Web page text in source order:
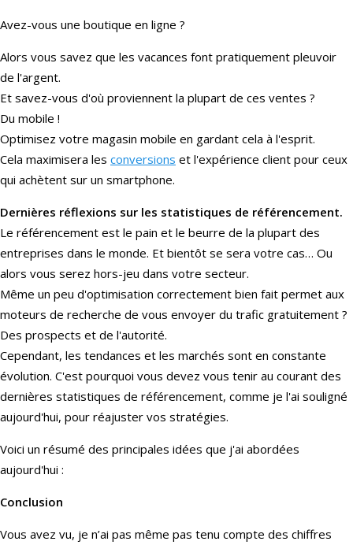
Avez-vous une boutique en ligne ?
Alors vous savez que les vacances font pratiquement pleuvoir
de l'argent.
Et savez-vous d'où proviennent la plupart de ces ventes ?
Du mobile !
Optimisez votre magasin mobile en gardant cela à l'esprit.
Cela maximisera les conversions et l'expérience client pour ceux
qui achètent sur un smartphone.
Dernières réflexions sur les statistiques de référencement.
Le référencement est le pain et le beurre de la plupart des
entreprises dans le monde. Et bientôt se sera votre cas… Ou
alors vous serez hors-jeu dans votre secteur.
Même un peu d'optimisation correctement bien fait permet aux
moteurs de recherche de vous envoyer du trafic gratuitement ?
Des prospects et de l'autorité.
Cependant, les tendances et les marchés sont en constante
évolution. C'est pourquoi vous devez vous tenir au courant des
dernières statistiques de référencement, comme je l'ai souligné
aujourd'hui, pour réajuster vos stratégies.
Voici un résumé des principales idées que j'ai abordées
aujourd'hui :
Conclusion
Vous avez vu, je n’ai pas même pas tenu compte des chiffres